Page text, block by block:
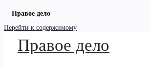
Правое дело
Перейти к содержимому
Правое дело